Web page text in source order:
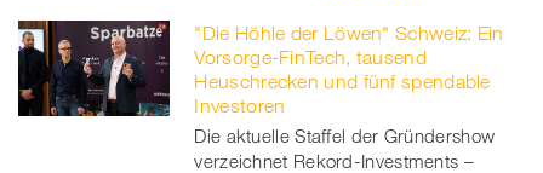
"Die Höhle der Löwen" Schweiz: Ein
Vorsorge-FinTech, tausend
Heuschrecken und fünf spendable
Investoren
Die aktuelle Staffel der Gründershow
verzeichnet Rekord-Investments –